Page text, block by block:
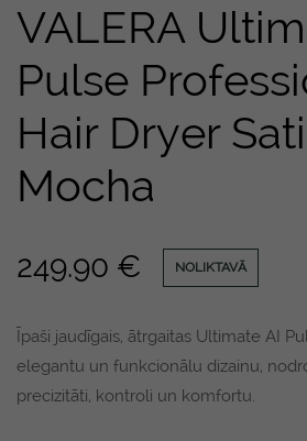
VALERA
Pulse
Hair Dryer
Mocha
249.90 € NOLIKTAVĀ
Īpaši jaudīgais, ātrgaitas Ultimate AI
elegantu un funkcionālu dizainu,
precizitāti, kontroli un komfortu.